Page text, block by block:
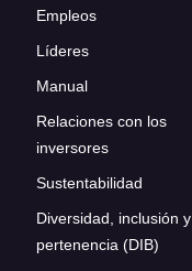
Empleos
Líderes
Manual
Relaciones con los
inversores
Sustentabilidad
Diversidad, inclusión y
pertenencia (DIB)